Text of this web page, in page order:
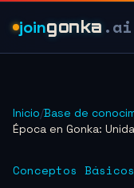
joingonka .ai
Inicio/Base de
Época en Gonka:
Conceptos Básicos